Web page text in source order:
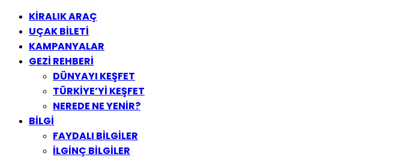
KİRALIK ARAÇ
UÇAK BİLETİ
KAMPANYALAR
GEZİ REHBERİ
DÜNYAYI KEŞFET
TÜRKİYE’Yİ KEŞFET
NEREDE NE YENİR?
BİLGİ
FAYDALI BİLGİLER
İLGİNÇ BİLGİLER